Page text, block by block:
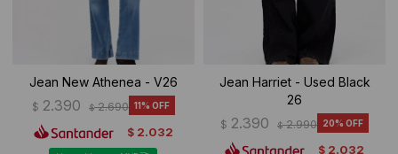
Jean New Athenea - V26
$ 2.390 $ 2.690 11
$ 2.032
Jean Harriet - Used Black
26
$ 2.390 $ 2.990 20
$ 2.032